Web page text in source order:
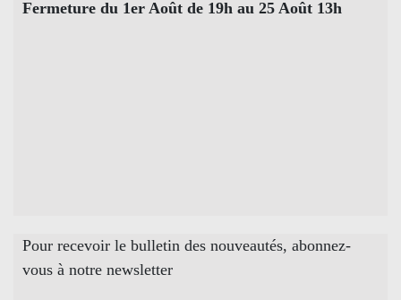
Fermeture du 1er Août de 19h au 25 Août 13h
Pour recevoir le bulletin des nouveautés, abonnez-
vous à notre newsletter